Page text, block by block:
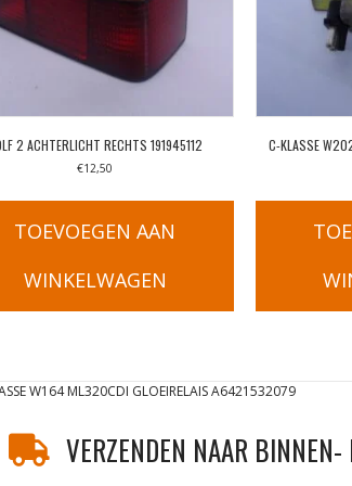
2 ACHTERLICHT RECHTS 191945112
€12,50
TOEVOEGEN AAN
WINKELWAGEN
C-KLASSE
W164 ML320CDI GLOEIRELAIS A6421532079
VERZENDEN NAAR